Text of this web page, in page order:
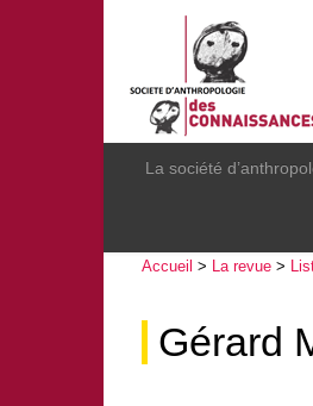
La société
Accueil > La revue >
Gérard